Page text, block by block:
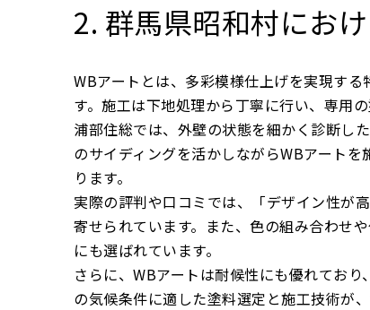
2. 群馬県昭和村にお
WBアートとは、多彩模様仕上げを実現す
す。施工は下地処理から丁寧に行い、専用
浦部住総では、外壁の状態を細かく診断し
のサイディングを活かしながらWBアート
ります。
実際の評判や口コミでは、「デザイン性が
寄せられています。また、色の組み合わせ
にも選ばれています。
さらに、WBアートは耐候性にも優れてお
の気候条件に適した塗料選定と施工技術が